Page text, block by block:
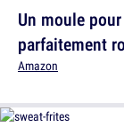
Un moule
parfaitement
Amazon